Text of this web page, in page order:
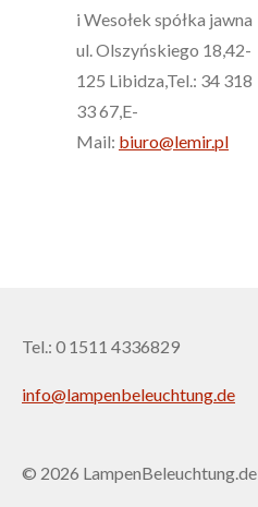
i Wesołek spółka jawna
ul. Olszyńskiego 18,42-
125 Libidza,Tel.: 34 318
33 67,E-
Mail: biuro@lemir.pl
Tel.: 0 1511 4336829
info@lampenbeleuchtung.de
© 2026 LampenBeleuchtung.de